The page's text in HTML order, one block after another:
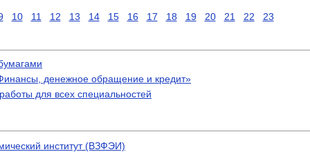
10 11 12 13 14 15 16 17 18 19 20 21 22 23
денежное обращение и кредит»
для всех специальностей
институт (ВЗФЭИ)